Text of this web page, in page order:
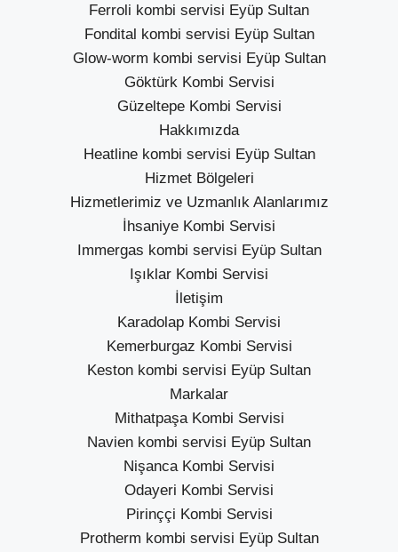
Ferroli kombi servisi Eyüp Sultan
Fondital kombi servisi Eyüp Sultan
Glow-worm kombi servisi Eyüp Sultan
Göktürk Kombi Servisi
Güzeltepe Kombi Servisi
Hakkımızda
Heatline kombi servisi Eyüp Sultan
Hizmet Bölgeleri
Hizmetlerimiz ve Uzmanlık Alanlarımız
İhsaniye Kombi Servisi
Immergas kombi servisi Eyüp Sultan
Işıklar Kombi Servisi
İletişim
Karadolap Kombi Servisi
Kemerburgaz Kombi Servisi
Keston kombi servisi Eyüp Sultan
Markalar
Mithatpaşa Kombi Servisi
Navien kombi servisi Eyüp Sultan
Nişanca Kombi Servisi
Odayeri Kombi Servisi
Pirinççi Kombi Servisi
Protherm kombi servisi Eyüp Sultan